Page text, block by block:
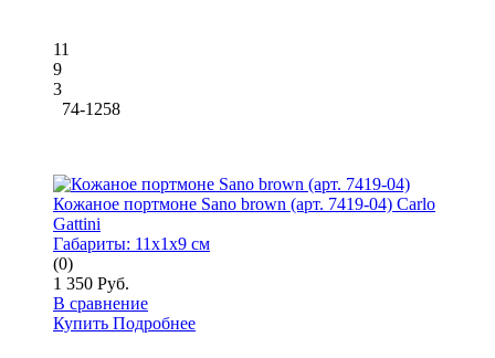
11
9
3
74-1258
Кожаное портмоне Sano brown (арт. 7419-04) Carlo
Gattini
Габариты: 11x1x9 см
(0)
1 350 Руб.
В сравнение
Купить Подробнее